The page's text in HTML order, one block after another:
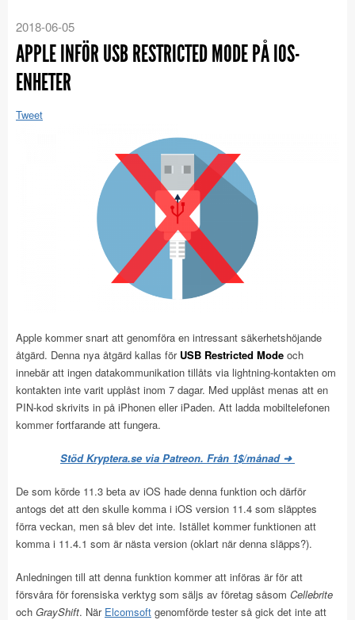
2018-06-05
APPLE INFÖR USB RESTRICTED MODE PÅ IOS-
ENHETER
Tweet
Apple kommer snart att genomföra en intressant säkerhetshöjande
åtgärd. Denna nya åtgärd kallas för USB Restricted Mode och
innebär att ingen datakommunikation tillåts via lightning-kontakten om
kontakten inte varit upplåst inom 7 dagar. Med upplåst menas att en
PIN-kod skrivits in på iPhonen eller iPaden. Att ladda mobiltelefonen
kommer fortfarande att fungera.
Stöd Kryptera.se via Patreon. Från 1$/månad ➜
De som körde 11.3 beta av iOS hade denna funktion och därför
antogs det att den skulle komma i iOS version 11.4 som släpptes
förra veckan, men så blev det inte. Istället kommer funktionen att
komma i 11.4.1 som är nästa version (oklart när denna släpps?).
Anledningen till att denna funktion kommer att införas är för att
försvåra för forensiska verktyg som säljs av företag såsom Cellebrite
och GrayShift. När Elcomsoft genomförde tester så gick det inte att